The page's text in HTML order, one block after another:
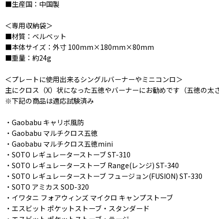
■生産国：中国製
＜専用収納袋＞
■材質：ベルベット
■本体サイズ：外寸 100mm×180mm×80mm
■重量：約24g
＜プレートに使用出来るシングルバーナーやミニコンロ＞
主にクロス（X）状になった五徳やバーナーにお勧めです（五徳の太
※下記の商品は適応試験済み
・Gaobabu キャリボ風防
・Gaobabu マルチクロス五徳
・Gaobabu マルチクロス五徳mini
・SOTO レギュレーターストーブ ST-310
・SOTO レギュレーターストーブ Range(レンジ) ST-340
・SOTO レギュレーターストーブ フュージョン(FUSION) ST-330
・SOTO アミカス SOD-320
・イワタニ フォアウィンズ マイクロ キャンプストーブ
・エスビット ポケットストーブ・スタンダード